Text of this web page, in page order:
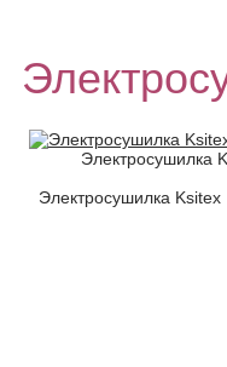
Электросушилка
Электросушилка